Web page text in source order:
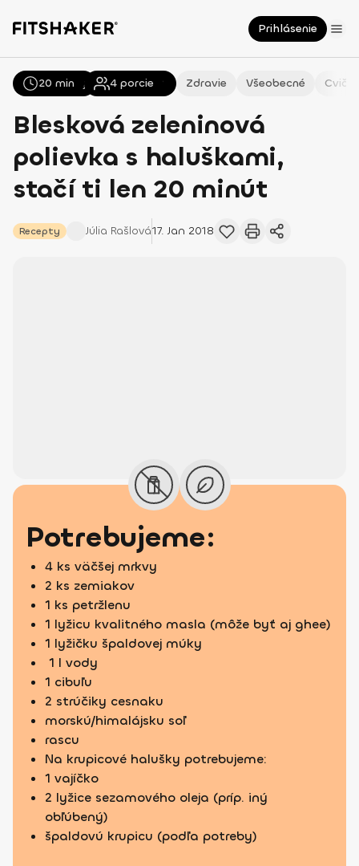
Prihlásenie
Všetky Recepty Zdravie Všeobecné
Blesková zeleninová
polievka s haluškami,
stačí ti len 20 minút
Recepty Júlia Rašlová17. Jan 2018
20 min 4 porcie
Potrebujeme:
4 ks väčšej mrkvy
2 ks zemiakov
1 ks petržlenu
1 lyžicu kvalitného masla (môže byť aj ghee)
1 lyžičku špaldovej múky
1 l vody
1 cibuľu
2 strúčiky cesnaku
morskú/himalájsku soľ
rascu
Na krupicové halušky potrebujeme:
1 vajíčko
2 lyžice sezamového oleja (príp. iný
obľúbený)
špaldovú krupicu (podľa potreby)